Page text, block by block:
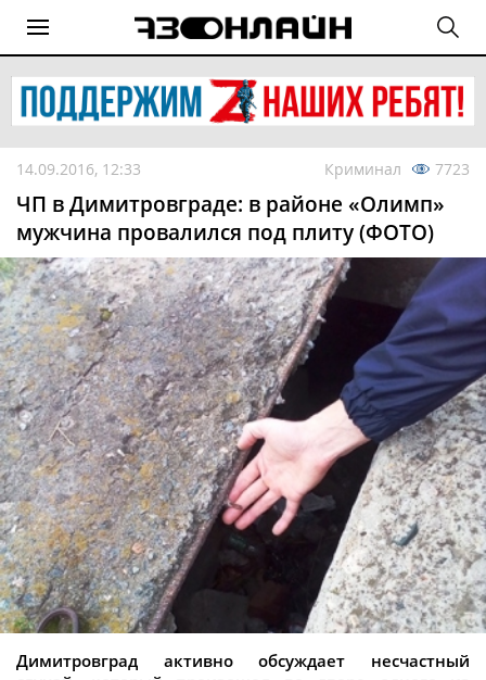
14.09.2016, 12:33 Криминал 7723
ЧП в Димитровграде: в районе «Олимп»
мужчина провалился под плиту (ФОТО)
Димитровград активно обсуждает несчастный